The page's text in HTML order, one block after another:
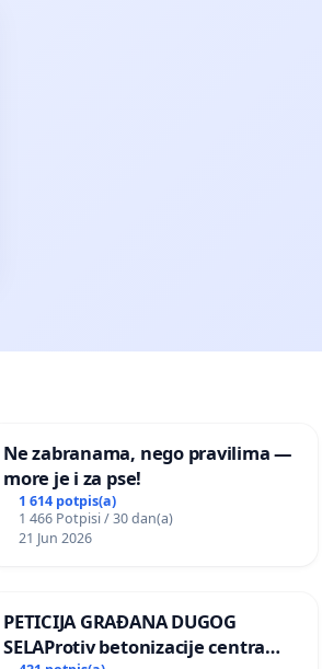
Ne zabranama, nego pravilima —
more je i za pse!
1 614 potpis(a)
1 466 Potpisi / 30 dan(a)
21 Jun 2026
PETICIJA GRAĐANA DUGOG
SELAProtiv betonizacije centra